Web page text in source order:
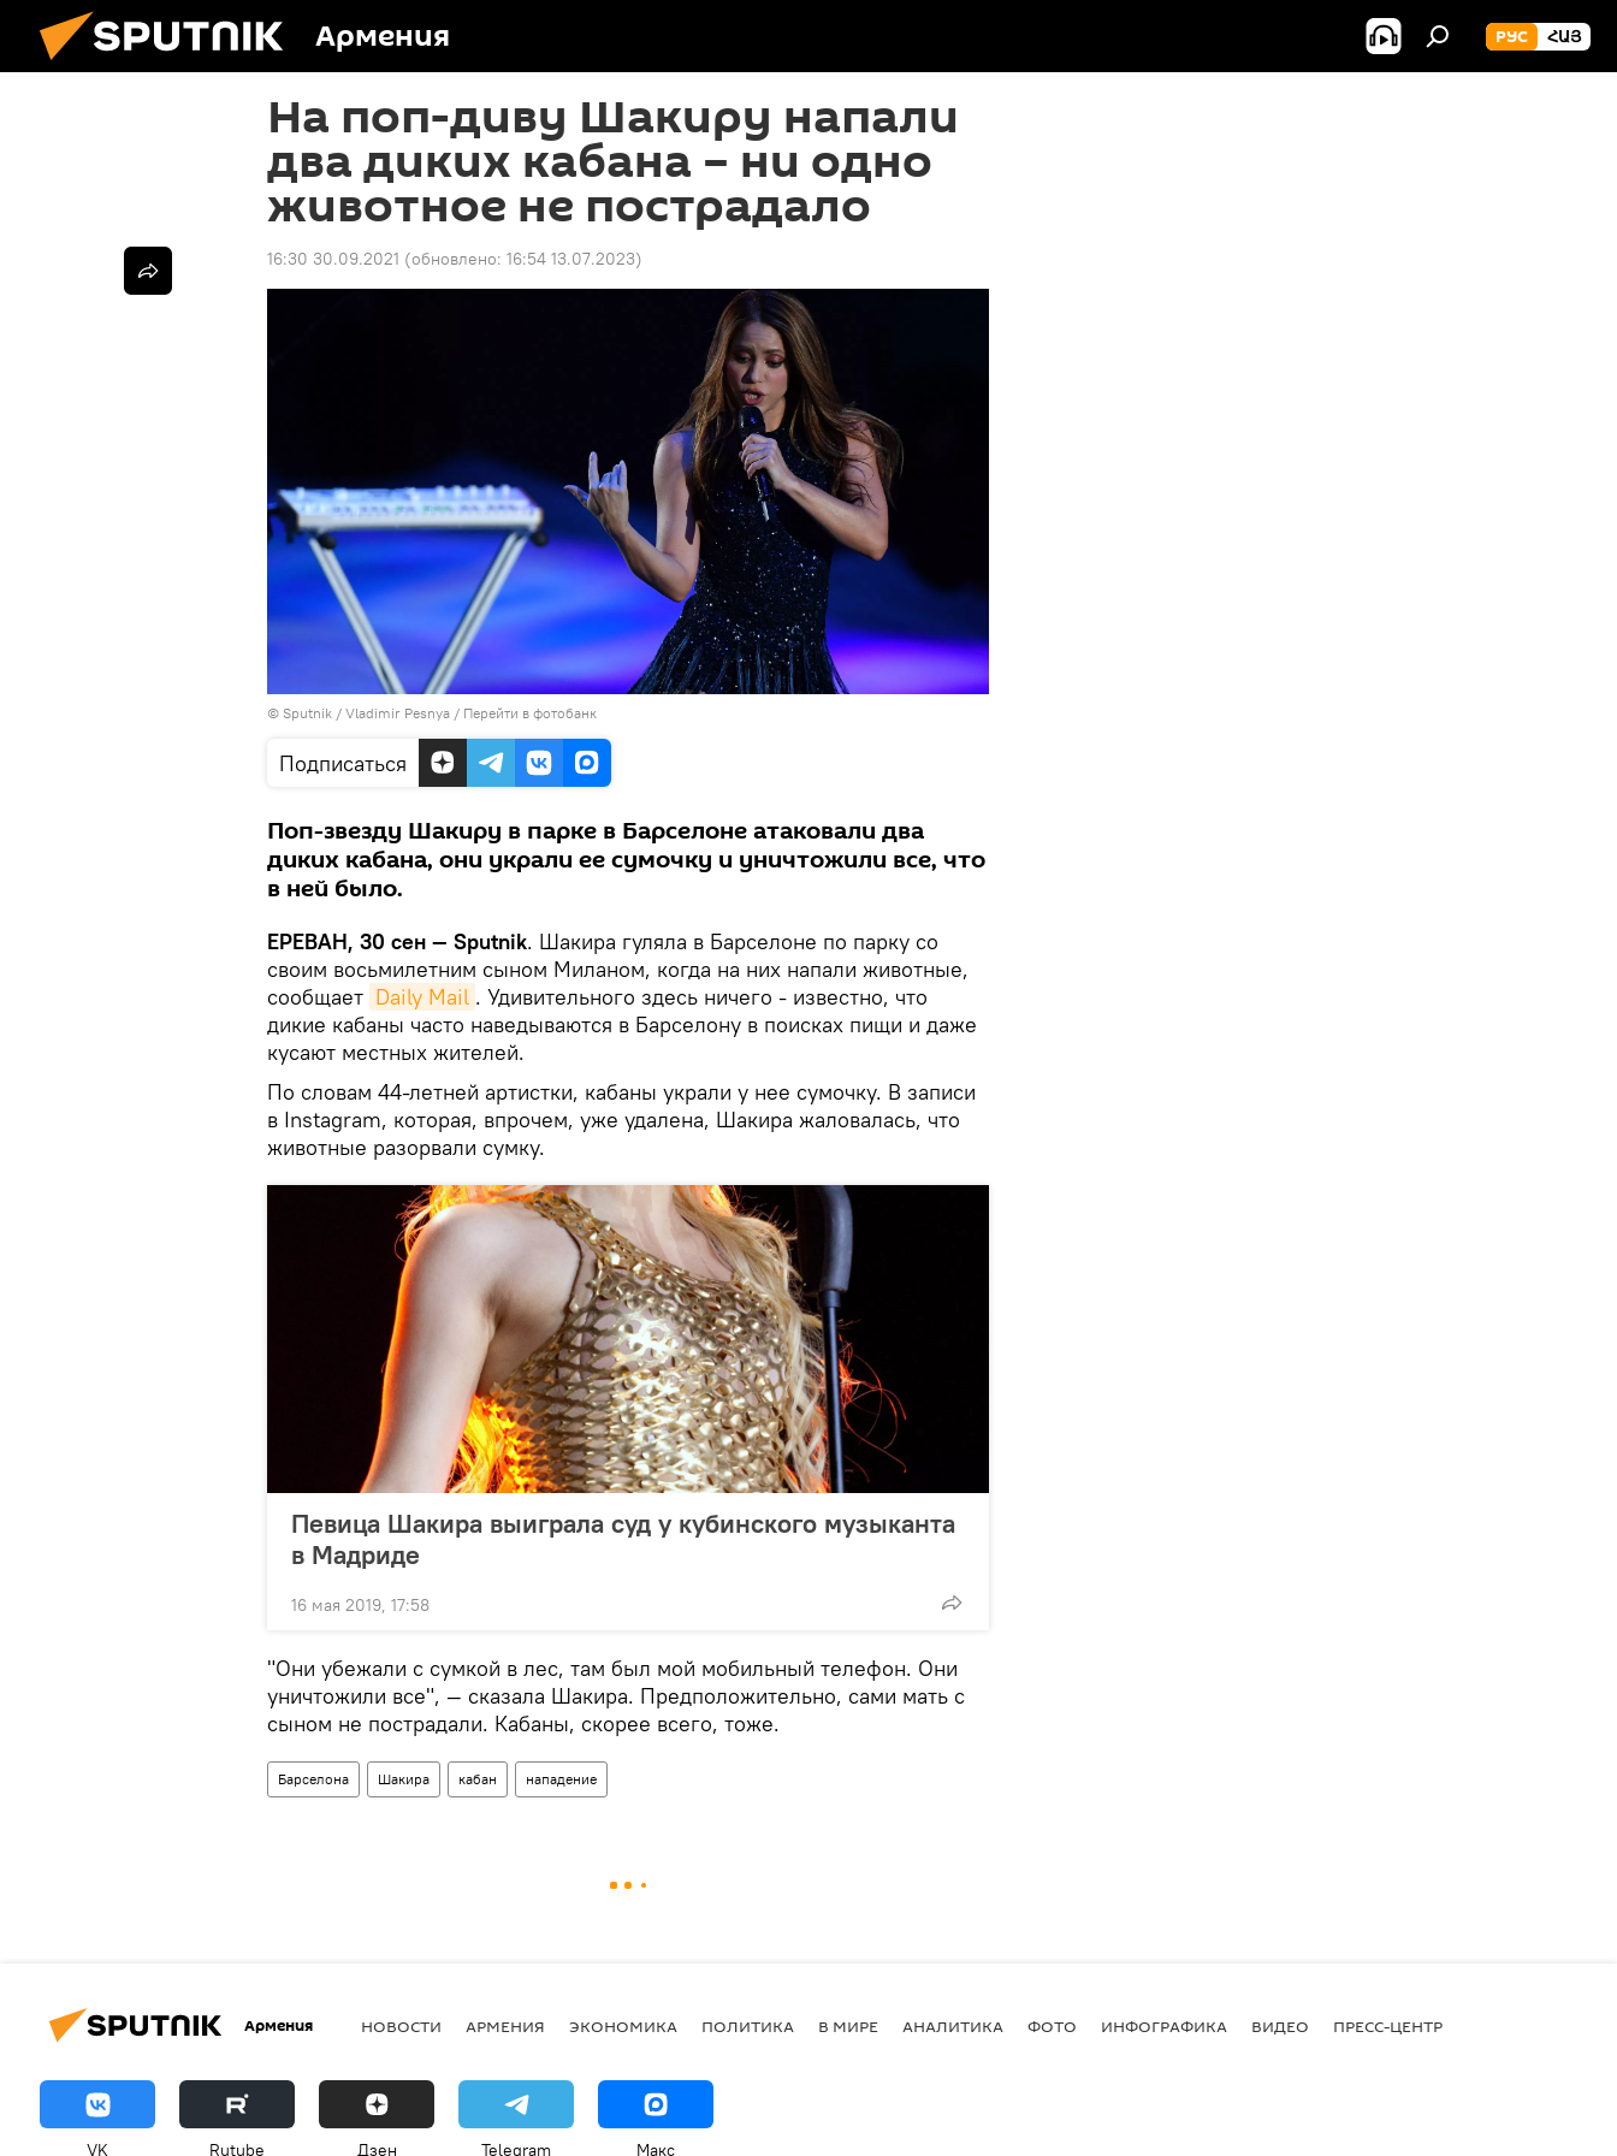
Армения РУС ՀԱՅ
На поп-диву Шакиру напали
два диких кабана – ни одно
животное не пострадало
16:30 30.09.2021 (обновлено: 16:54 13.07.2023)
© Sputnik / Vladimir Pesnya / Перейти в фотобанк
Подписаться
Поп-звезду Шакиру в парке в Барселоне атаковали два
диких кабана, они украли ее сумочку и уничтожили все, что
в ней было.
ЕРЕВАН, 30 сен — Sputnik. Шакира гуляла в Барселоне по парку со
своим восьмилетним сыном Миланом, когда на них напали животные,
сообщает Daily Mail . Удивительного здесь ничего - известно, что
дикие кабаны часто наведываются в Барселону в поисках пищи и даже
кусают местных жителей.
По словам 44-летней артистки, кабаны украли у нее сумочку. В записи
в Instagram, которая, впрочем, уже удалена, Шакира жаловалась, что
животные разорвали сумку.
Певица Шакира выиграла суд у кубинского музыканта
в Мадриде
16 мая 2019, 17:58
"Они убежали с сумкой в лес, там был мой мобильный телефон. Они
уничтожили все", — сказала Шакира. Предположительно, сами мать с
сыном не пострадали. Кабаны, скорее всего, тоже.
Барселона Шакира кабан нападение
Армения НОВОСТИ АРМЕНИЯ ЭКОНОМИКА ПОЛИТИКА В МИРЕ АНАЛИТИКА ФОТО ИНФОГРАФИКА ВИДЕО ПРЕСС-ЦЕНТР
VK Rutube Дзен Telegram Макс